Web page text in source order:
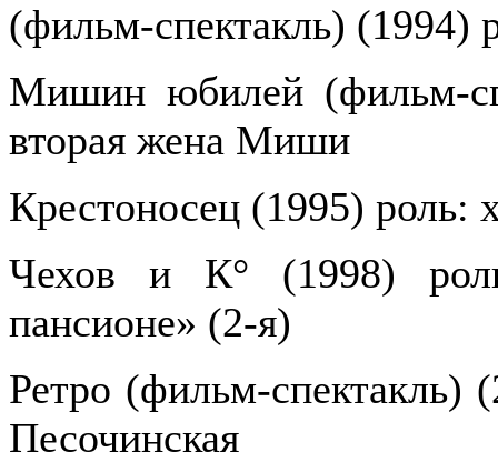
(фильм-спектакль) (1994)
Мишин юбилей (фильм-
вторая жена Миши
Крестоносец (1995) роль:
Чехов и К° (1998)
пансионе» (2-я)
Ретро (фильм-спектакль)
Песочинская